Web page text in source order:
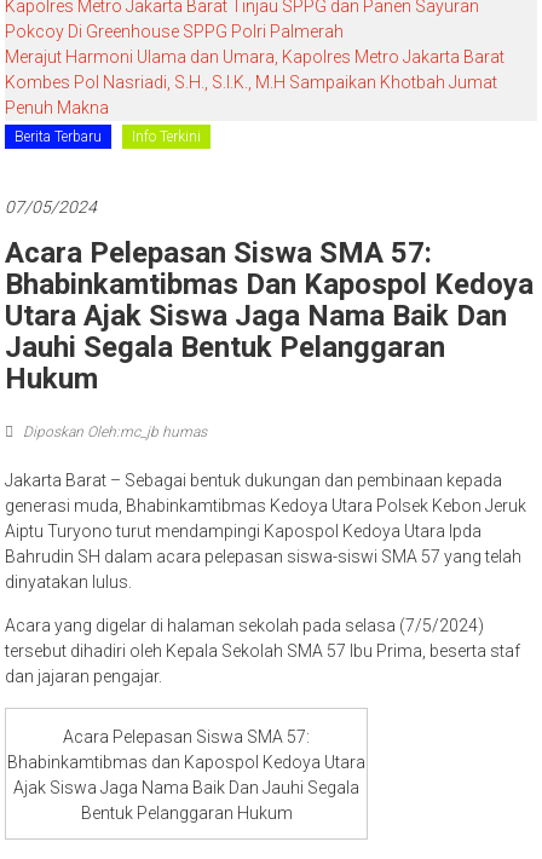
Kapolres Metro Jakarta Barat Tinjau SPPG dan Panen Sayuran
Pokcoy Di Greenhouse SPPG Polri Palmerah
Merajut Harmoni Ulama dan Umara, Kapolres Metro Jakarta Barat
Kombes Pol Nasriadi, S.H., S.I.K., M.H Sampaikan Khotbah Jumat
Penuh Makna
Berita Terbaru Info Terkini
07/05/2024
Acara Pelepasan Siswa SMA 57:
Bhabinkamtibmas Dan Kapospol Kedoya
Utara Ajak Siswa Jaga Nama Baik Dan
Jauhi Segala Bentuk Pelanggaran
Hukum
Diposkan Oleh:mc_jb humas
Jakarta Barat – Sebagai bentuk dukungan dan pembinaan kepada
generasi muda, Bhabinkamtibmas Kedoya Utara Polsek Kebon Jeruk
Aiptu Turyono turut mendampingi Kapospol Kedoya Utara Ipda
Bahrudin SH dalam acara pelepasan siswa-siswi SMA 57 yang telah
dinyatakan lulus.
Acara yang digelar di halaman sekolah pada selasa (7/5/2024)
tersebut dihadiri oleh Kepala Sekolah SMA 57 Ibu Prima, beserta staf
dan jajaran pengajar.
Acara Pelepasan Siswa SMA 57:
Bhabinkamtibmas dan Kapospol Kedoya Utara
Ajak Siswa Jaga Nama Baik Dan Jauhi Segala
Bentuk Pelanggaran Hukum